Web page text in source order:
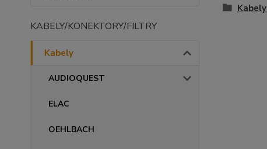
KABELY/KONEKTORY/FILTRY
Kabely
AUDIOQUEST
ELAC
OEHLBACH
Kabely